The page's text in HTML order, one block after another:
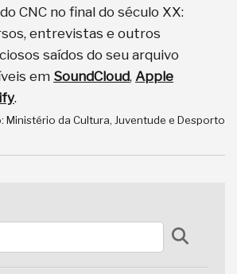
CNC no final do século XX:
entrevistas e outros
saídos do seu arquivo
em SoundCloud, Apple
.
Ministério da Cultura, Juventude e Desporto